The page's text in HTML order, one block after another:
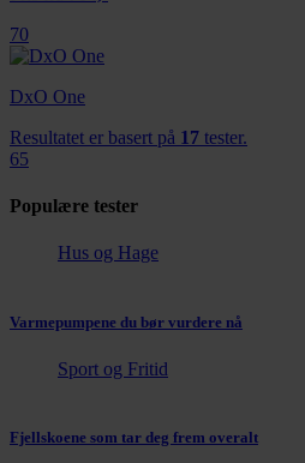
70
DxO One
Resultatet er basert på 17 tester.
65
Populære tester
Hus og Hage
Varmepumpene du bør vurdere nå
Sport og Fritid
Fjellskoene som tar deg frem overalt